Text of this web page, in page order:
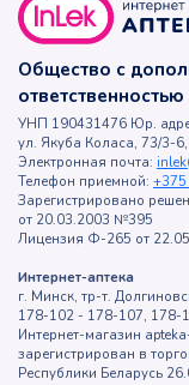
Общество с
УНП 190431476 Юр.
ул. Якуба Коласа, 73/3-
Электронная почта:
Телефон приемной:
Зарегистрировано
от 20.03.2003 №395
Лицензия Ф-265 от
Интернет-аптека
г. Минск, тр-т.
178-102 - 178-107, 178-
Интернет-магазин
зарегистрирован в
Республики Беларусь